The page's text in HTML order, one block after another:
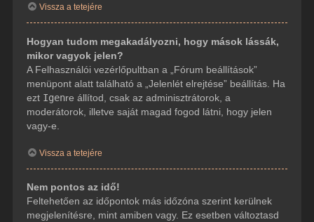
Vissza a tetejére
Hogyan tudom megakadályozni, hogy mások lássák,
mikor vagyok jelen?
A Felhasználói vezérlőpultban a „Fórum beállítások”
menüpont alatt található a „Jelenlét elrejtése” beállítás. Ha
ezt Igenre állítod, csak az adminisztrátorok, a
moderátorok, illetve saját magad fogod látni, hogy jelen
vagy-e.
Vissza a tetejére
Nem pontos az idő!
Feltehetően az időpontok más időzóna szerint kerülnek
megjelenítésre, mint amiben vagy. Ez esetben változtasd